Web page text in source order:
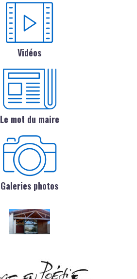
Vidéos
Le mot du maire
Galeries photos